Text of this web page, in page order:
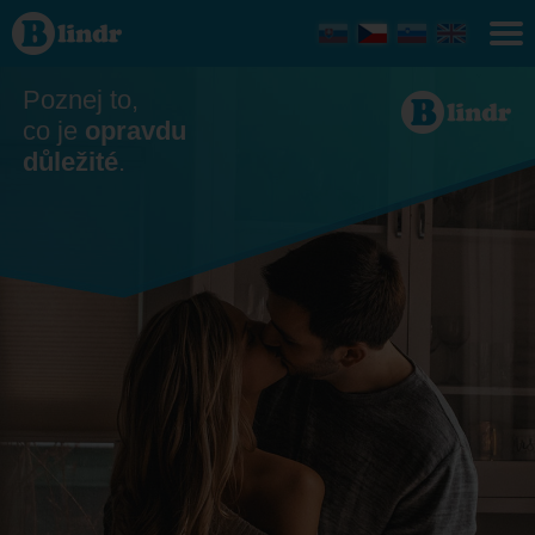
Seznamka
- On
hledá ji
Poznej to,
co je opravdu
důležité.